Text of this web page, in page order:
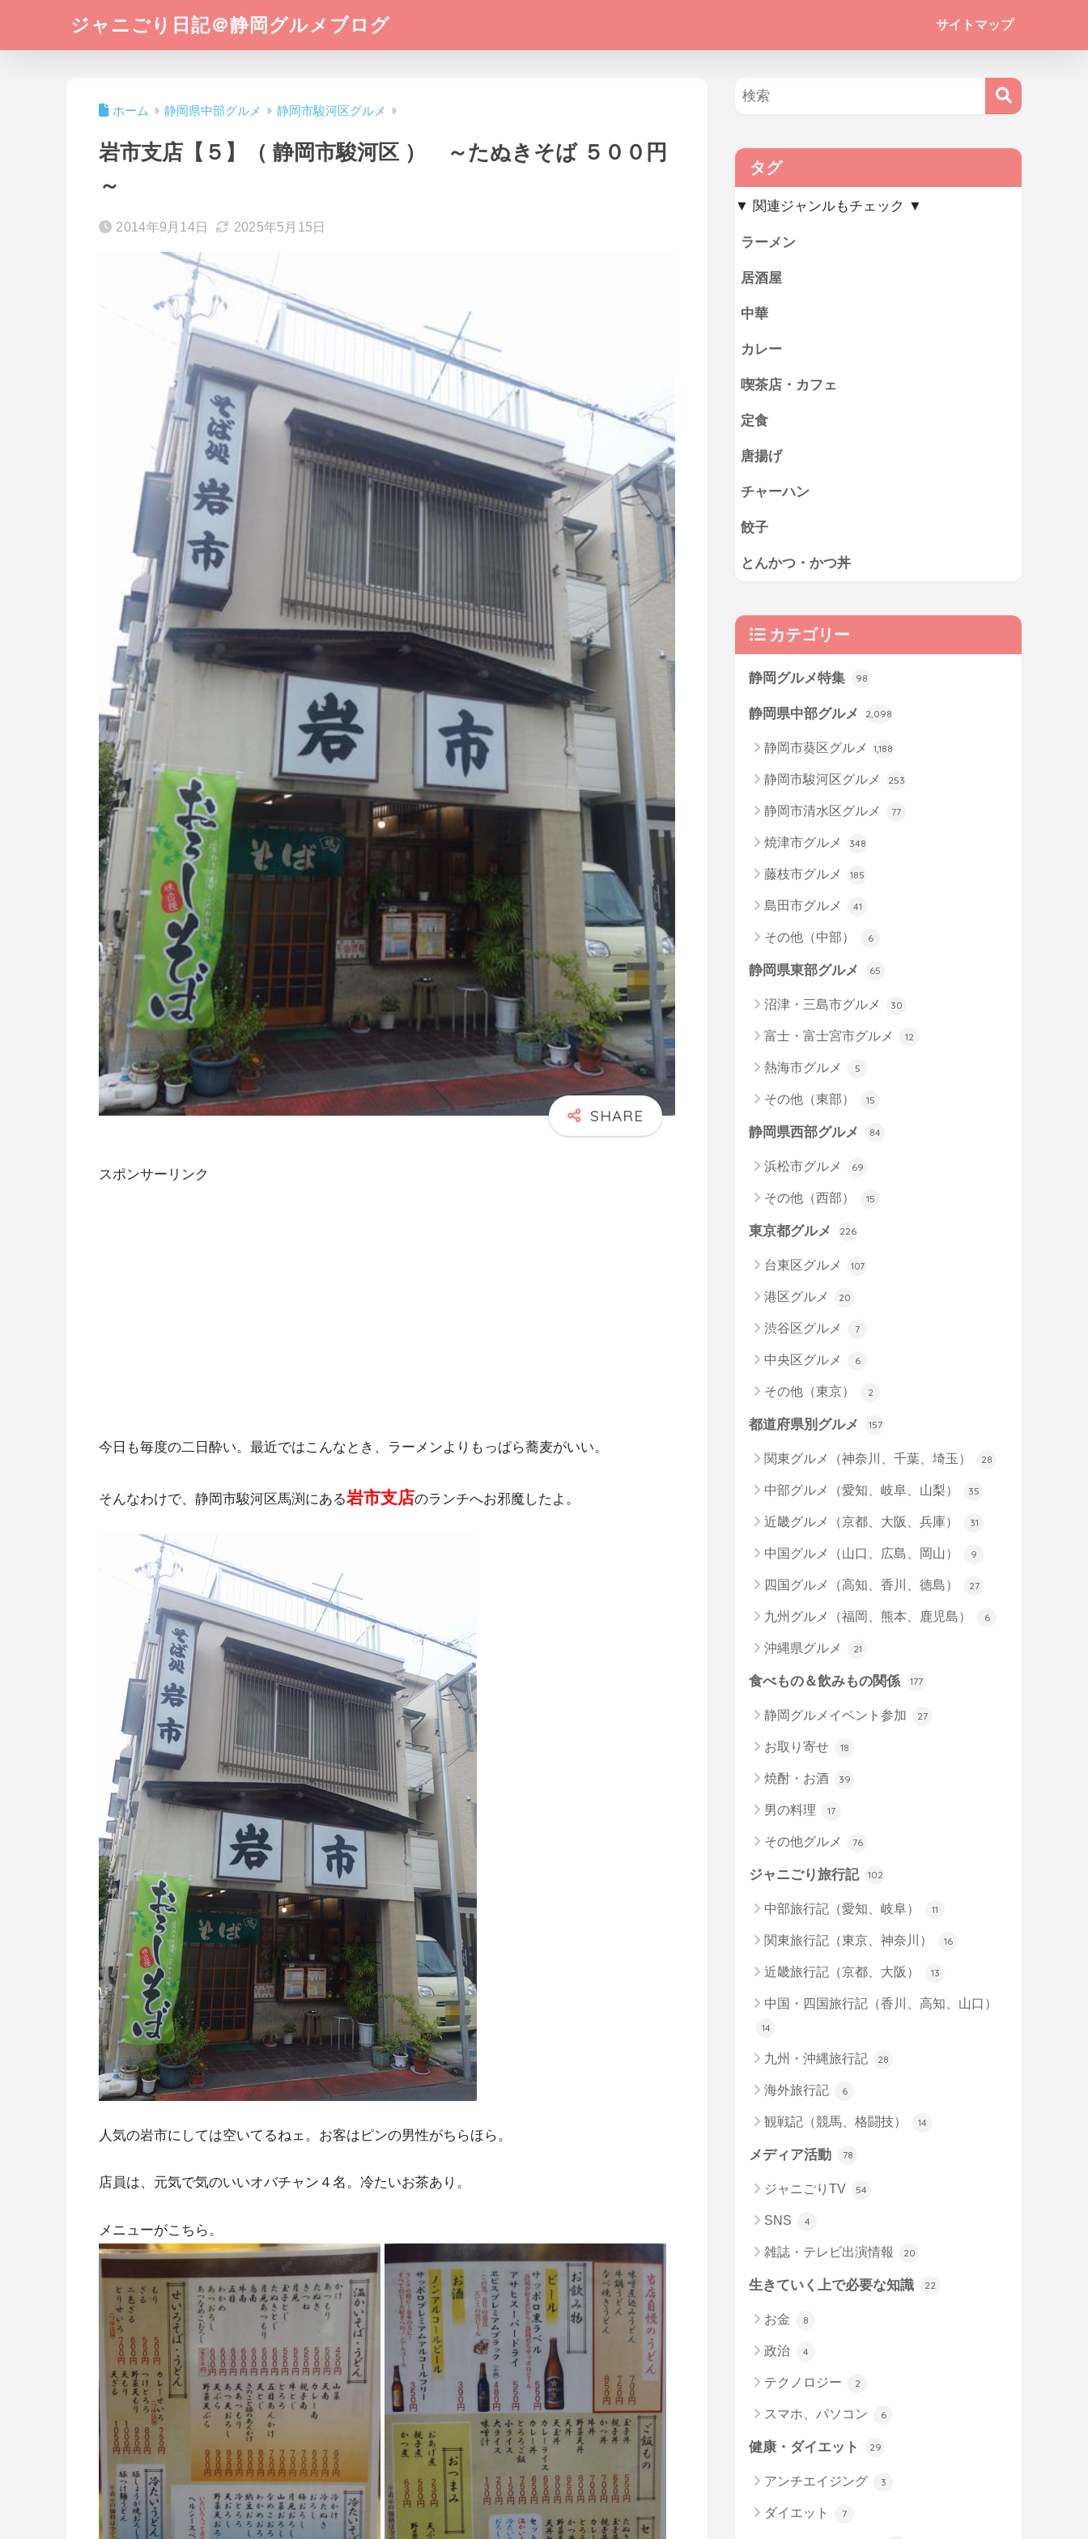
ジャニごり日記＠静岡グルメブログ サイトマップ
ホーム 静岡県中部グルメ 静岡市駿河区グルメ
岩市支店【５】（ 静岡市駿河区 ） ～たぬきそば ５００円
～
2014年9月14日 2025年5月15日
スポンサーリンク
今日も毎度の二日酔い。最近ではこんなとき、ラーメンよりもっぱら蕎麦がいい。
そんなわけで、静岡市駿河区馬渕にある岩市支店のランチへお邪魔したよ。
人気の岩市にしては空いてるねェ。お客はピンの男性がちらほら。
店員は、元気で気のいいオバチャン４名。冷たいお茶あり。
メニューがこちら。
タグ
▼ 関連ジャンルもチェック ▼
ラーメン
居酒屋
中華
カレー
喫茶店・カフェ
定食
唐揚げ
チャーハン
餃子
とんかつ・かつ丼
カテゴリー
静岡グルメ特集 98
静岡県中部グルメ 2,098
静岡市葵区グルメ 1,188
静岡市駿河区グルメ 253
静岡市清水区グルメ 77
焼津市グルメ 348
藤枝市グルメ 185
島田市グルメ 41
その他（中部） 6
静岡県東部グルメ 65
沼津・三島市グルメ 30
富士・富士宮市グルメ 12
熱海市グルメ 5
その他（東部） 15
静岡県西部グルメ 84
浜松市グルメ 69
その他（西部） 15
東京都グルメ 226
台東区グルメ 107
港区グルメ 20
渋谷区グルメ 7
中央区グルメ 6
その他（東京） 2
都道府県別グルメ 157
関東グルメ（神奈川、千葉、埼玉） 28
中部グルメ（愛知、岐阜、山梨） 35
近畿グルメ（京都、大阪、兵庫） 31
中国グルメ（山口、広島、岡山） 9
四国グルメ（高知、香川、徳島） 27
九州グルメ（福岡、熊本、鹿児島） 6
沖縄県グルメ 21
食べもの＆飲みもの関係 177
静岡グルメイベント参加 27
お取り寄せ 18
焼酎・お酒 39
男の料理 17
その他グルメ 76
ジャニごり旅行記 102
中部旅行記（愛知、岐阜） 11
関東旅行記（東京、神奈川） 16
近畿旅行記（京都、大阪） 13
中国・四国旅行記（香川、高知、山口）
14
九州・沖縄旅行記 28
海外旅行記 6
観戦記（競馬、格闘技） 14
メディア活動 78
ジャニごりTV 54
SNS 4
雑誌・テレビ出演情報 20
生きていく上で必要な知識 22
お金 8
政治 4
テクノロジー 2
スマホ、パソコン 6
健康・ダイエット 29
アンチエイジング 3
ダイエット 7